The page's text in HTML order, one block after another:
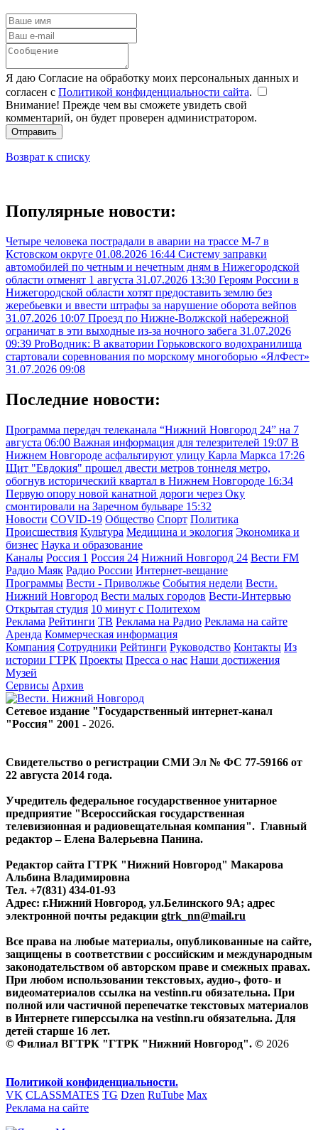
Я даю Согласие на обработку моих персональных данных и
согласен с Политикой конфиденциальности сайта.
Внимание! Прежде чем вы сможете увидеть свой
комментарий, он будет проверен администратором.
Отправить
Возврат к списку
Популярные новости:
Четыре человека пострадали в аварии на трассе М-7 в
Кстовском округе 01.08.2026 16:44 Систему заправки
автомобилей по четным и нечетным дням в Нижегородской
области отменят 1 августа 31.07.2026 13:30 Героям России в
Нижегородской области хотят предоставить землю без
жеребьевки и ввести штрафы за нарушение оборота вейпов
31.07.2026 10:07 Проезд по Нижне-Волжской набережной
ограничат в эти выходные из-за ночного забега 31.07.2026
09:39 ProВодник: В акватории Горьковского водохранилища
стартовали соревнования по морскому многоборью «ЯлФест»
31.07.2026 09:08
Последние новости:
Программа передач телеканала “Нижний Новгород 24” на 7
августа 06:00 Важная информация для телезрителей 19:07 В
Нижнем Новгороде асфальтируют улицу Карла Маркса 17:26
Щит "Евдокия" прошел двести метров тоннеля метро,
обогнув исторический квартал в Нижнем Новгороде 16:34
Первую опору новой канатной дороги через Оку
смонтировали на Заречном бульваре 15:32
Новости COVID-19 Общество Спорт Политика
Происшествия Культура Медицина и экология Экономика и
бизнес Наука и образование
Каналы Россия 1 Россия 24 Нижний Новгород 24 Вести FM
Радио Маяк Радио России Интернет-вещание
Программы Вести - Приволжье События недели Вести.
Нижний Новгород Вести малых городов Вести-Интервью
Открытая студия 10 минут с Политехом
Реклама Рейтинги ТВ Реклама на Радио Реклама на сайте
Аренда Коммерческая информация
Компания Сотрудники Рейтинги Руководство Контакты Из
истории ГТРК Проекты Пресса о нас Наши достижения
Музей
Сервисы Архив
Сетевое издание "Государственный интернет-канал
"Россия" 2001 - 2026.
Свидетельство о регистрации СМИ Эл № ФС 77-59166 от
22 августа 2014 года.
Учредитель федеральное государственное унитарное
предприятие "Всероссийская государственная
телевизионная и радиовещательная компания". Главный
редактор – Елена Валерьевна Панина.
Редактор сайта ГТРК "Нижний Новгород" Макарова
Альбина Владимировна
Тел. +7(831) 434-01-93
Адрес: г.Нижний Новгород, ул.Белинского 9А; адрес
электронной почты редакции gtrk_nn@mail.ru
Все права на любые материалы, опубликованные на сайте,
защищены в соответствии с российским и международным
законодательством об авторском праве и смежных правах.
При любом использовании текстовых, аудио-, фото- и
видеоматериалов ссылка на vestinn.ru обязательна. При
полной или частичной перепечатке текстовых материалов
в Интернете гиперссылка на vestinn.ru обязательна. Для
детей старше 16 лет.
© Филиал ВГТРК "ГТРК "Нижний Новгород". © 2026
Политикой конфиденциальности.
VK CLASSMATES TG Dzen RuTube Max
Реклама на сайте